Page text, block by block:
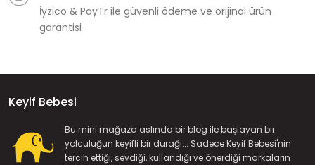
İyzico & PayTr ile güvenli ödeme ve orijinal ürün
garantisi
Keyif Bebesi
Bu mini mağaza aslında bir blog ile başlayan bir
yolculuğun keyifli bir durağı... Sadece Keyif Bebesi'nin
tercih ettiği, sevdiği, kullandığı ve önerdiği markaların